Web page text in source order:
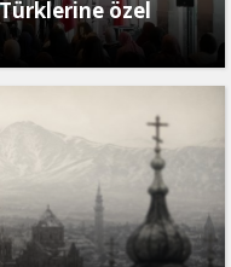
özel